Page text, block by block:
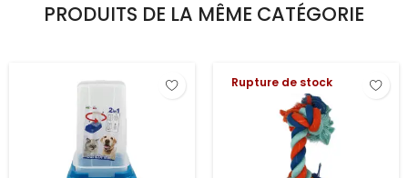
PRODUITS DE LA MÊME CATÉGORIE
Rupture de stock